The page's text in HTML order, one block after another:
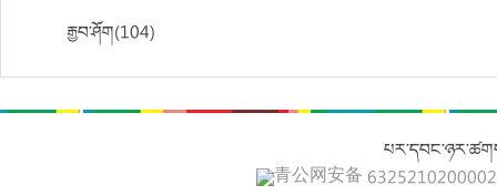
རྒྱབ་ཤོག(104)
青公网安备